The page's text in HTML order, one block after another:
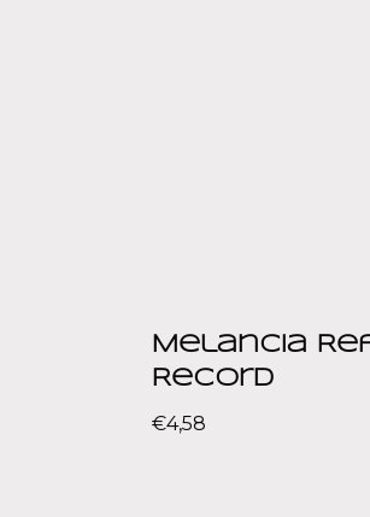
Melancia
Record
€4,58